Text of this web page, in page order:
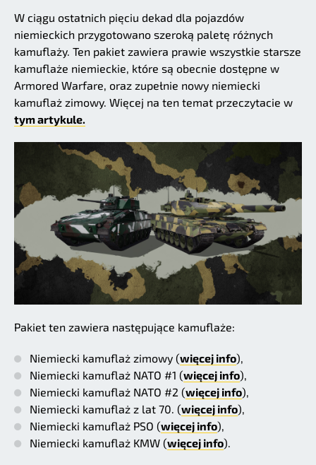
W ciągu ostatnich pięciu dekad dla pojazdów
niemieckich przygotowano szeroką paletę różnych
kamuflaży. Ten pakiet zawiera prawie wszystkie starsze
kamuflaże niemieckie, które są obecnie dostępne w
Armored Warfare, oraz zupełnie nowy niemiecki
kamuflaż zimowy. Więcej na ten temat przeczytacie w
tym artykule.
Pakiet ten zawiera następujące kamuflaże:
Niemiecki kamuflaż zimowy (więcej info),
Niemiecki kamuflaż NATO #1 (więcej info),
Niemiecki kamuflaż NATO #2 (więcej info),
Niemiecki kamuflaż z lat 70. (więcej info),
Niemiecki kamuflaż PSO (więcej info),
Niemiecki kamuflaż KMW (więcej info).